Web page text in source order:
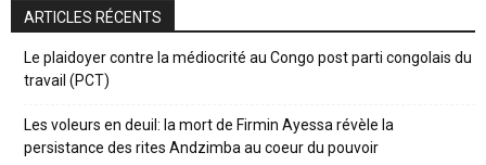
ARTICLES RÉCENTS
Le plaidoyer contre la médiocrité au Congo post parti congolais du
travail (PCT)
Les voleurs en deuil: la mort de Firmin Ayessa révèle la
persistance des rites Andzimba au coeur du pouvoir